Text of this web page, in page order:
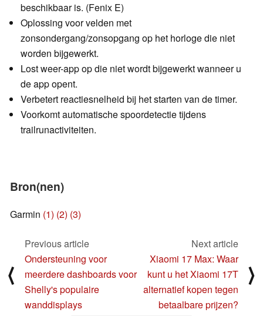
beschikbaar is. (Fenix E)
Oplossing voor velden met
zonsondergang/zonsopgang op het horloge die niet
worden bijgewerkt.
Lost weer-app op die niet wordt bijgewerkt wanneer u
de app opent.
Verbetert reactiesnelheid bij het starten van de timer.
Voorkomt automatische spoordetectie tijdens
trailrunactiviteiten.
Bron(nen)
Garmin (1) (2) (3)
⟨
Previous article
Ondersteuning voor
meerdere dashboards voor
Shelly's populaire
wanddisplays
Next article
Xiaomi 17 Max: Waar
kunt u het Xiaomi 17T
alternatief kopen tegen
betaalbare prijzen?
⟩